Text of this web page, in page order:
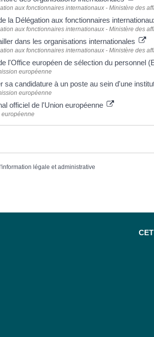
aux fonctionnaires internationaux - Ministère des
la Délégation aux fonctionnaires
aux fonctionnaires internationaux - Ministère des
dans les organisations internationales
aux fonctionnaires internationaux - Ministère des
l'Office européen de sélection du personnel
européenne
sa candidature à un poste au sein d'une
européenne
officiel de l'Union européenne
européenne
légale et administrative